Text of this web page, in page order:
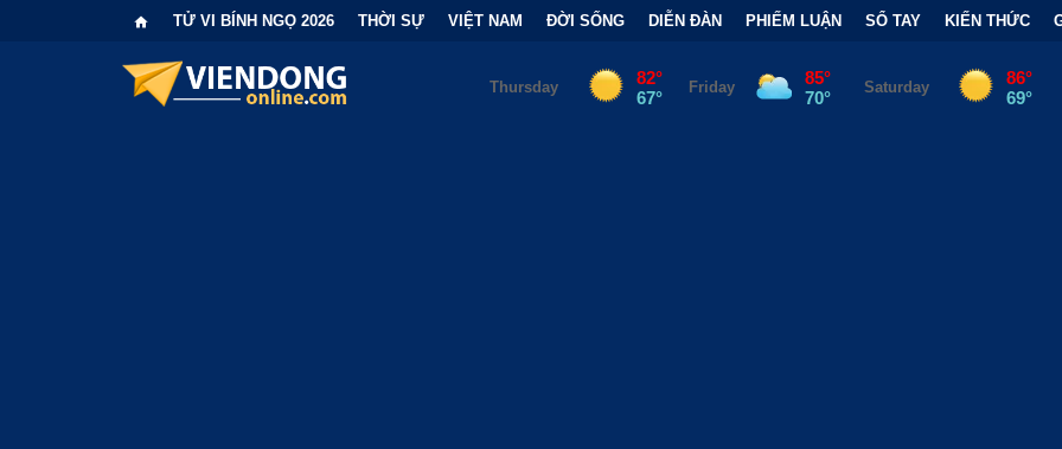
TỬ VI BÍNH NGỌ 2026 THỜI SỰ VIỆT NAM ĐỜI SỐNG DIỄN ĐÀN PHIẾM LUẬN SỔ TAY KIẾN THỨC